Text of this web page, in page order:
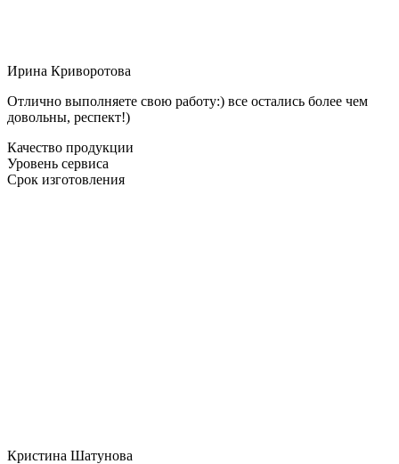
Ирина Криворотова
Отлично выполняете свою работу:) все остались более чем
довольны, респект!)
Качество продукции
Уровень сервиса
Срок изготовления
Кристина Шатунова